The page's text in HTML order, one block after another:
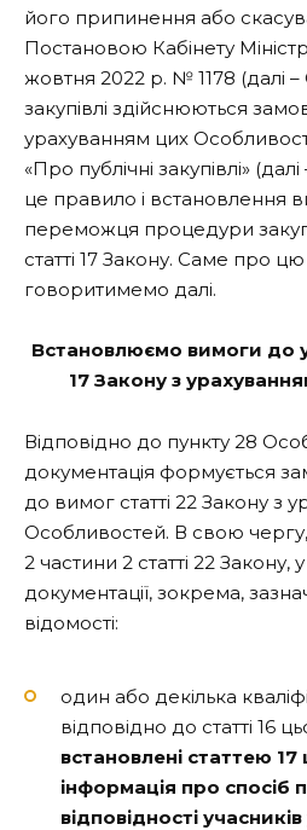
його припинення або
Постановою Кабінету
жовтня 2022 р. № 1178 (далі –
закупівлі здійснюються
урахуванням цих
«Про публічні закупівлі»
це правило і встановлення
переможця процедури
статті 17 Закону. Саме про цю
говоритимемо далі.
Встановлюємо вимоги до
17 Закону з
Відповідно до пункту 28
документація формується
до вимог статті 22 Закону з
Особливостей. В свою
2 частини 2 статті 22 Закону,
документації, зокрема,
відомості:
один або декілька
відповідно до статті 16
встановлені статтею
інформація про спосіб
відповідності